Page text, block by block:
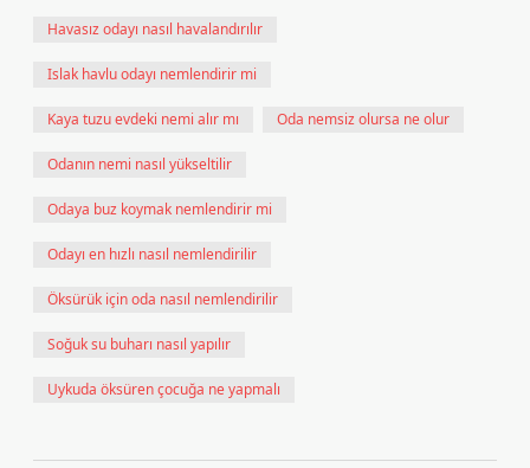
Havasız odayı nasıl havalandırılır
Islak havlu odayı nemlendirir mi
Kaya tuzu evdeki nemi alır mı Oda nemsiz olursa ne olur
Odanın nemi nasıl yükseltilir
Odaya buz koymak nemlendirir mi
Odayı en hızlı nasıl nemlendirilir
Öksürük için oda nasıl nemlendirilir
Soğuk su buharı nasıl yapılır
Uykuda öksüren çocuğa ne yapmalı